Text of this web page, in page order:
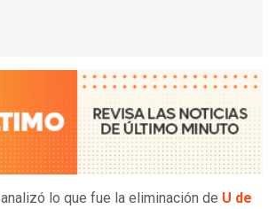
analizó lo que fue la eliminación de U de